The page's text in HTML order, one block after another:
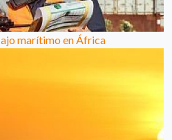
marítimo en África